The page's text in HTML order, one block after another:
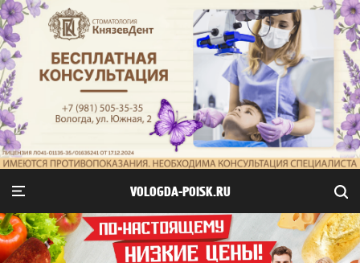
VOLOGDA-POISK.RU